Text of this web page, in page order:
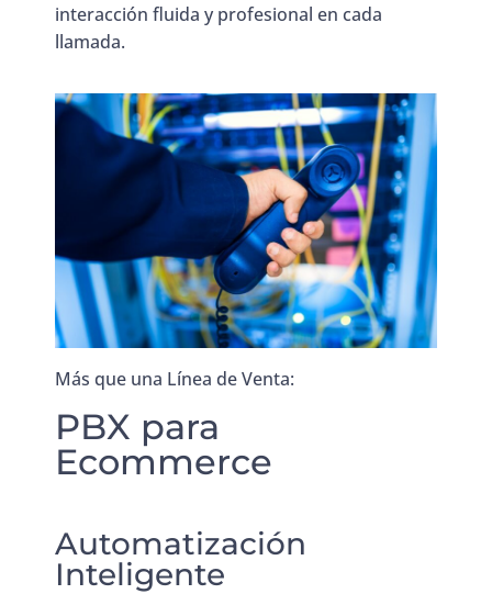
interacción fluida y profesional en cada
llamada.
Más que una Línea de Venta:
PBX para
Ecommerce
Automatización
Inteligente